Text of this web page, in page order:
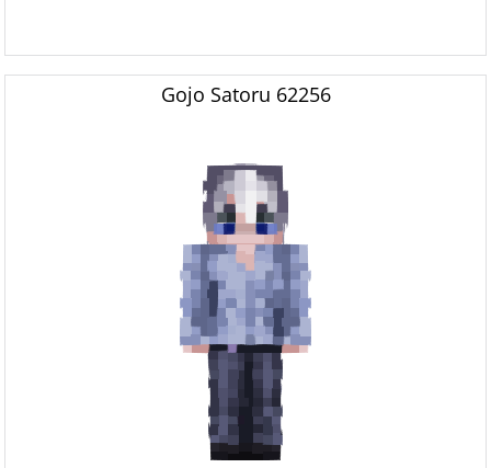
Gojo Satoru 62256